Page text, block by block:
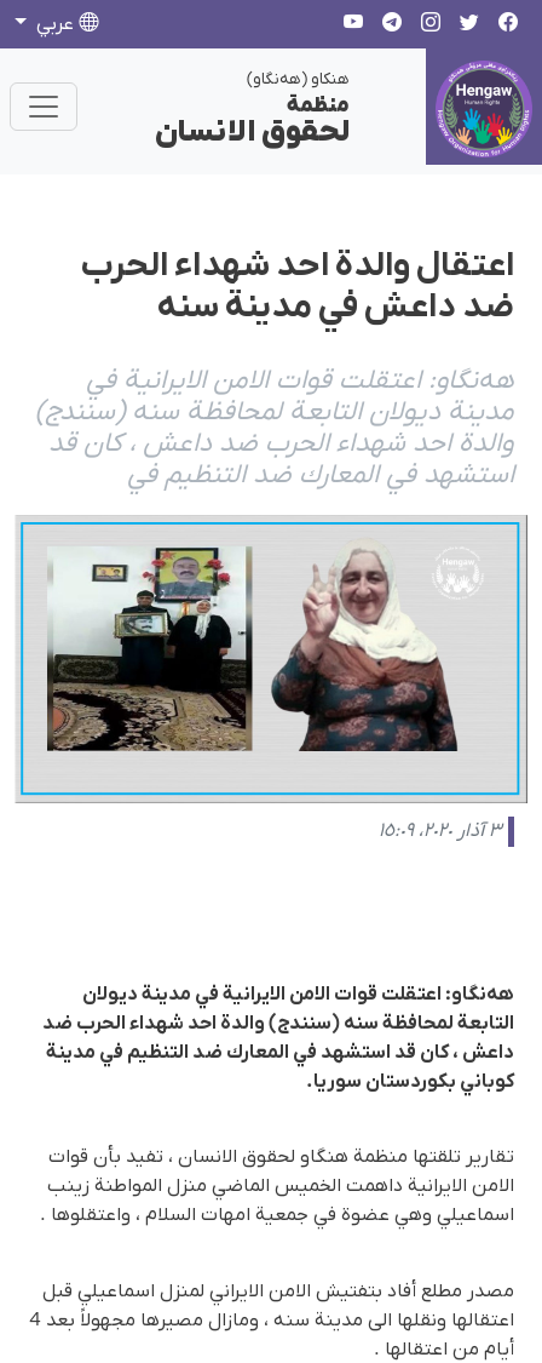
عربي
هنکاو (هەنگاو)
منظمة
لحقوق الانسان
اعتقال والدة احد شهداء الحرب
ضد داعش في مدينة سنه
هەنگاو: اعتقلت قوات الامن الايرانية في
مدينة ديولان التابعة لمحافظة سنه (سنندج)
والدة احد شهداء الحرب ضد داعش ، كان قد
استشهد في المعارك ضد التنظيم في
٣ آذار ٢٠٢٠، ١٥:٠٩
هەنگاو: اعتقلت قوات الامن الايرانية في مدينة ديولان
التابعة لمحافظة سنه (سنندج) والدة احد شهداء الحرب ضد
داعش ، كان قد استشهد في المعارك ضد التنظيم في مدينة
كوباني بكوردستان سوريا.
تقارير تلقتها منظمة هنگاو لحقوق الانسان ، تفيد بأن قوات
الامن الايرانية داهمت الخميس الماضي منزل المواطنة زينب
اسماعيلي وهي عضوة في جمعية امهات السلام ، واعتقلوها .
مصدر مطلع أفاد بتفتيش الامن الايراني لمنزل اسماعيلي قبل
اعتقالها ونقلها الى مدينة سنه ، ومازال مصيرها مجهولاً بعد 4
أيام من اعتقالها .